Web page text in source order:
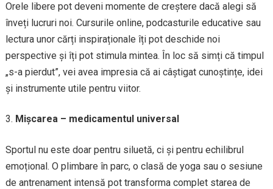
Orele libere pot deveni momente de creștere dacă alegi să
înveți lucruri noi. Cursurile online, podcasturile educative sau
lectura unor cărți inspiraționale îți pot deschide noi
perspective și îți pot stimula mintea. În loc să simți că timpul
„s-a pierdut”, vei avea impresia că ai câștigat cunoștințe, idei
și instrumente utile pentru viitor.
Mișcarea – medicamentul universal
Sportul nu este doar pentru siluetă, ci și pentru echilibrul
emoțional. O plimbare în parc, o clasă de yoga sau o sesiune
de antrenament intensă pot transforma complet starea de